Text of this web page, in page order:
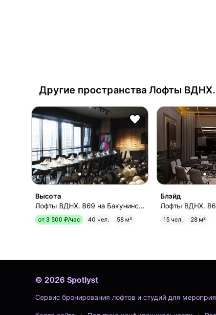
Другие пространства Лофты ВДНХ.
Высота
Лофты ВДНХ. B69 на Бакунинской
от 3 500 ₽/час 40 чел. 58 м²
Блэйд
15 чел. 28 м²
© 2026 Spotlyst
Сервис бронирования лофтов и студий для